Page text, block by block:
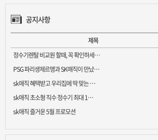
공지사항
제목
정수기렌탈 비교원 할때, 꼭 확인하세…
PSG 파리생제르맹과 SK매직이 만났…
sk매직 혜택받고 우리집에 딱 맞는 …
sk매직 초소형 직수 정수기 최대 1…
sk매직 즐거운 5월 프로모션